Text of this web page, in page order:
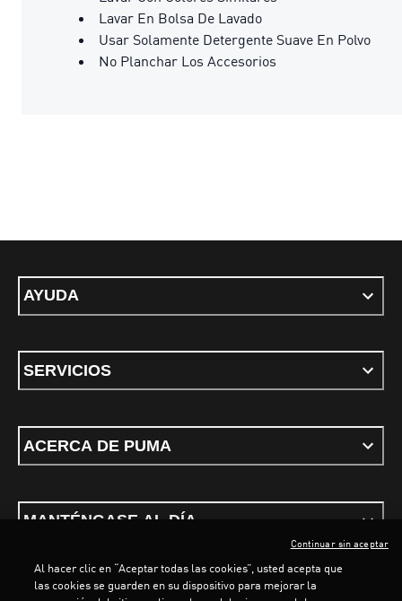
Lavar En Bolsa De Lavado
Usar Solamente Detergente Suave En Polvo
No Planchar Los Accesorios
AYUDA
SERVICIOS
ACERCA DE PUMA
MANTÉNGASE AL DÍA
Al hacer clic en “Aceptar todas las cookies”, usted acepta que
las cookies se guarden en su dispositivo para mejorar la
Continuar sin aceptar